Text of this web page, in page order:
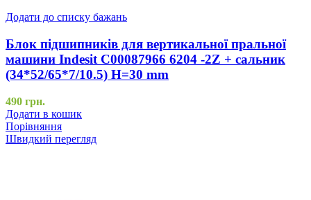
Додати до списку бажань
Блок підшипників для вертикальної пральної
машини Indesit C00087966 6204 -2Z + сальник
(34*52/65*7/10.5) H=30 mm
490 грн.
Додати в кошик
Порівняння
Швидкий перегляд